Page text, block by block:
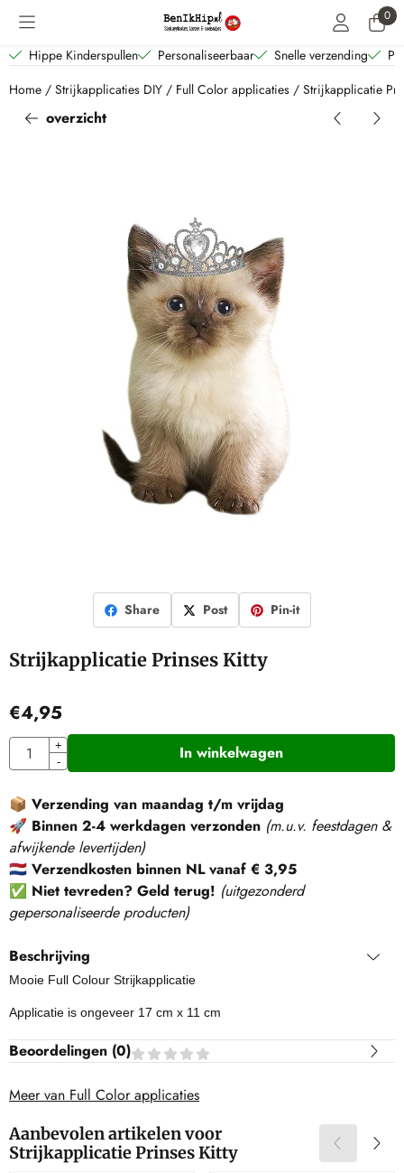
Cookievoorkeuren zijn beschikbaar. Kies instellingen of sta alle 0
Hippe Kinderspullen Personaliseerbaar Snelle verzending
Home / Strijkapplicaties DIY / Full Color applicaties / Strijkapplicatie
overzicht
Share Post Pin-it
Strijkapplicatie Prinses Kitty
€4,95
Aantal
+
-
In winkelwagen
📦 Verzending van maandag t/m vrijdag
🚀 Binnen 2-4 werkdagen verzonden (m.u.v. feestdagen &
afwijkende levertijden)
🇳🇱 Verzendkosten binnen NL vanaf € 3,95
✅ Niet tevreden? Geld terug! (uitgezonderd
gepersonaliseerde producten)
Beschrijving
Mooie Full Colour Strijkapplicatie
Applicatie is ongeveer 17 cm x 11 cm
Beoordelingen (0)
Meer van Full Color applicaties
Aanbevolen artikelen voor
Strijkapplicatie Prinses Kitty